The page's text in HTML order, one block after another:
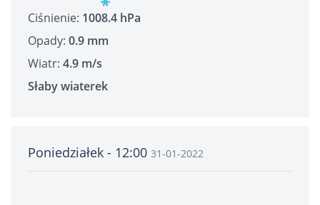
Ciśnienie: 1008.4 hPa
Opady: 0.9 mm
Wiatr: 4.9 m/s
Słaby wiaterek
Poniedziałek - 12:00 31-01-2022